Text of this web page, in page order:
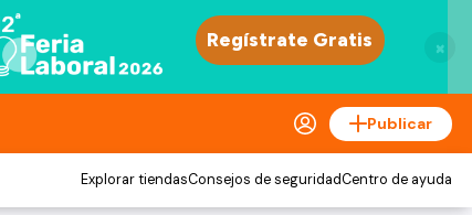
×
Publicar
Explorar tiendasConsejos de seguridadCentro de ayuda